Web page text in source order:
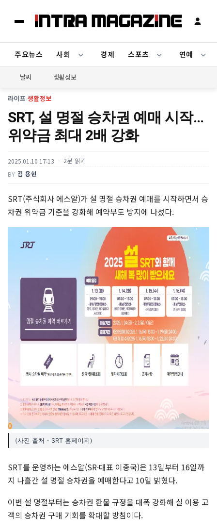
주요뉴스 사회 경제 스포츠 연예
날씨 생활정보
라이프›생활정보
SRT, 설 명절 승차권 예매 시작…
위약금 최대 2배 강화
2025.01.10 17:13 2분 읽기
BY 김 용현
SRT(주식회사 에스알)가 설 명절 승차권 예매를 시작하면서 승
차권 위약금 기준을 강화해 예약부도 방지에 나섰다.
(사진 출처 - SRT 홈페이지)
SRT를 운영하는 에스알(SR·대표 이종국)은 13일부터 16일까
지 나흘간 설 명절 승차권을 예매한다고 10일 밝혔다.
이번 설 명절부터는 승차권 환불 규정을 대폭 강화해 실 이용 고
객의 승차권 구매 기회를 확대할 방침이다.